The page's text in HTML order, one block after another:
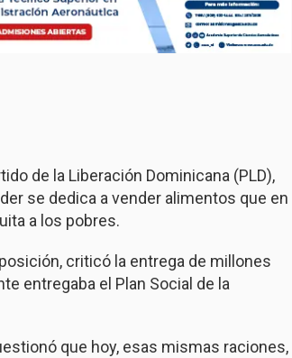
de la Liberación Dominicana (PLD),
se dedica a vender alimentos que en
a los pobres.
criticó la entrega de millones
entregaba el Plan Social de la
que hoy, esas mismas raciones,